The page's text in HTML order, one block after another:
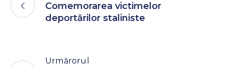
Comemorarea victimelor
deportărilor staliniste
Urmărorul